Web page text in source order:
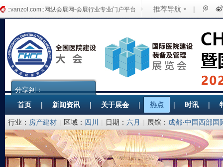
::vanzol.com::网纵会展网-会展行业专业门户平台 推荐导航 |
分享到：
首页
| 新闻资讯 | 关于展会 | 热点 | 时讯 |
行业： 房产建材 | 区域： 四川 | 日期： 六月 | 展馆： 成都·中国西部国
备协会医院建筑与装备分会 筑而瑞